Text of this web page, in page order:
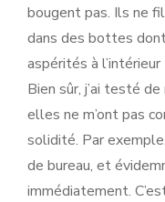
bougent pas. Ils ne
dans des bottes
aspérités à
Bien sûr, j’ai testé
elles ne m’ont pas
solidité. Par exemple,
de bureau, et
immédiatement.